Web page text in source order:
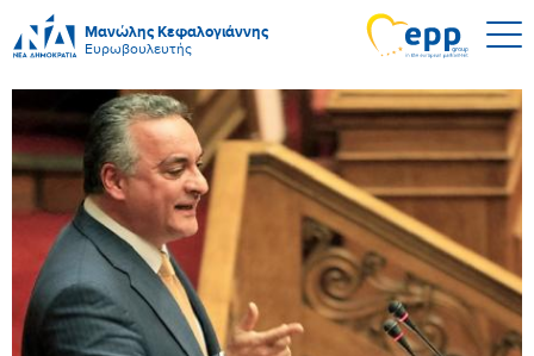
Μανώλης Κεφαλογιάννης
Ευρωβουλευτής